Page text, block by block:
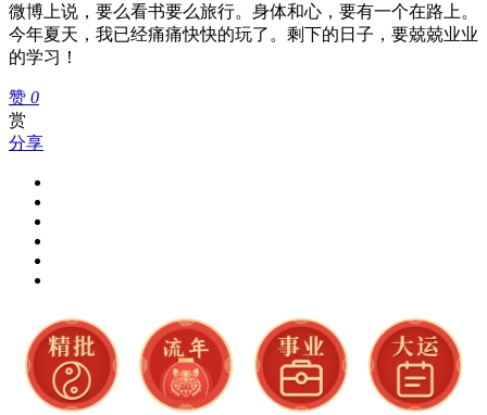
微博上说，要么看书要么旅行。身体和心，要有一个在路上。
今年夏天，我已经痛痛快快的玩了。剩下的日子，要兢兢业业
的学习！
赞 0
赏
分享